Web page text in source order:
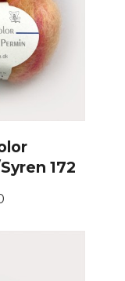
172